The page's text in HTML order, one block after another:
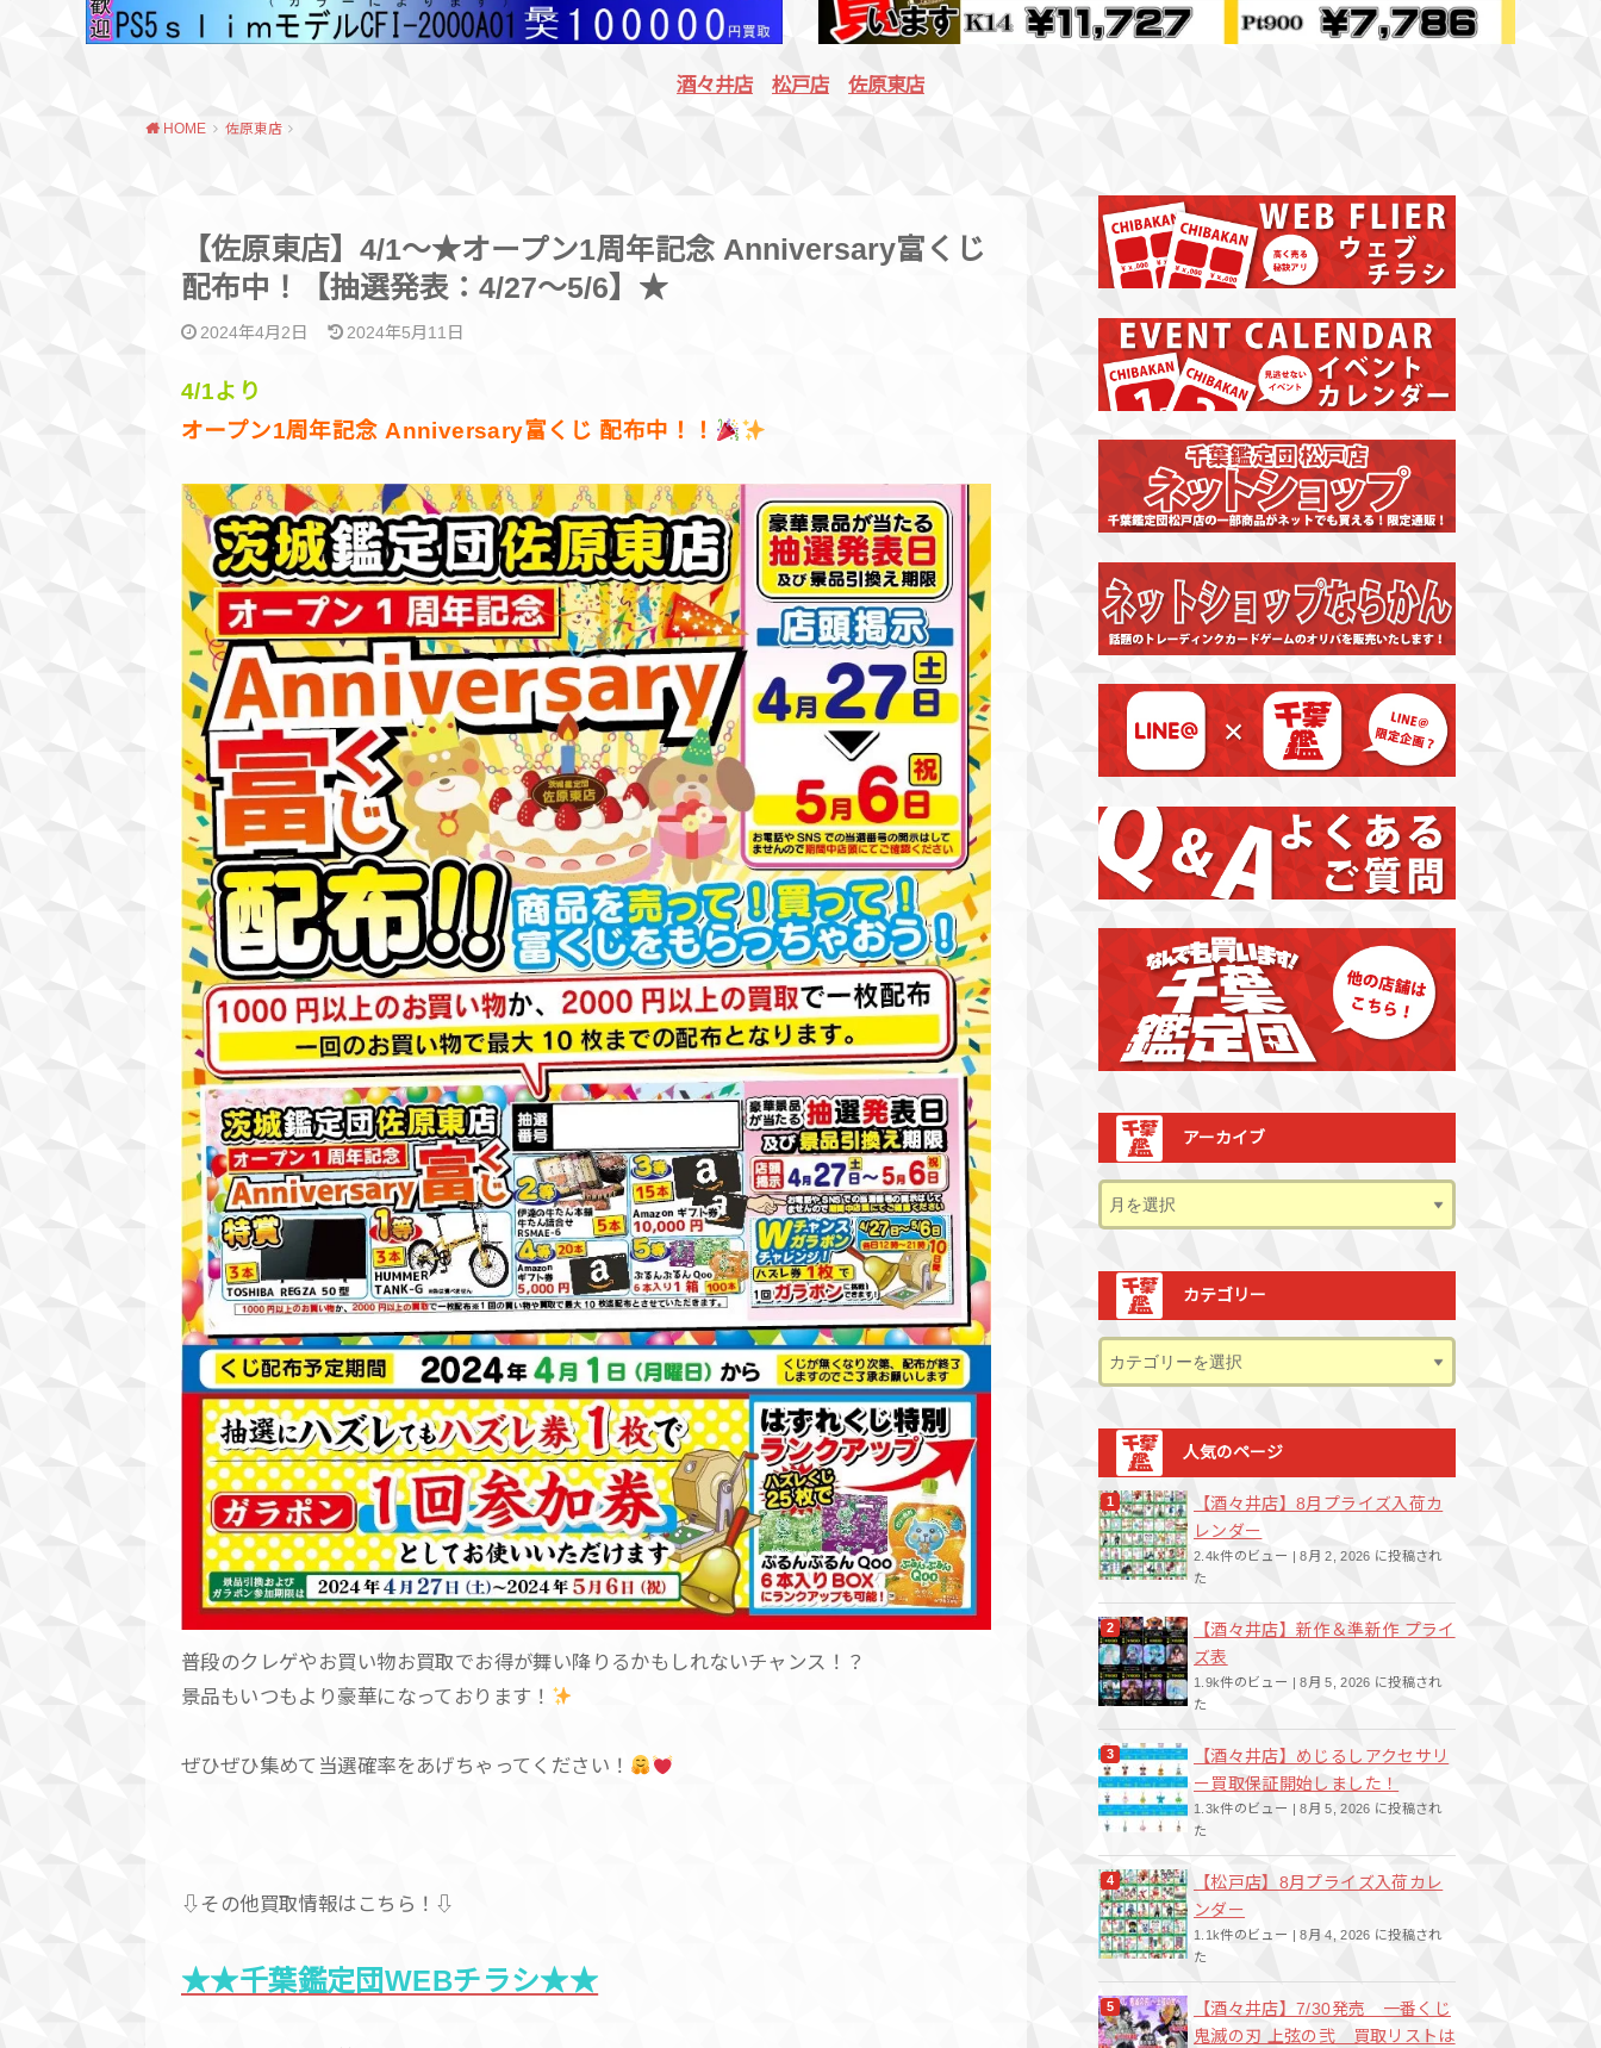
酒々井店 松戸店 佐原東店
HOME 佐原東店
【佐原東店】4/1～★オープン1周年記念 Anniversary富くじ
配布中！【抽選発表：4/27～5/6】★
2024年4月2日 2024年5月11日
4/1より
オープン1周年記念 Anniversary富くじ 配布中！！
普段のクレゲやお買い物お買取でお得が舞い降りるかもしれないチャンス！？
景品もいつもより豪華になっております！
ぜひぜひ集めて当選確率をあげちゃってください！
⇩その他買取情報はこちら！⇩
★★千葉鑑定団WEBチラシ★★
アーカイブ
カテゴリー
人気のページ
【酒々井店】8月プライズ入荷カ
レンダー
2.4k件のビュー |8月 2, 2026 に投稿され
た
【酒々井店】新作＆準新作 プライ
ズ表
1.9k件のビュー |8月 5, 2026 に投稿され
た
【酒々井店】めじるしアクセサリ
ー買取保証開始しました！
1.3k件のビュー |8月 5, 2026 に投稿され
た
【松戸店】8月プライズ入荷カレ
ンダー
1.1k件のビュー |8月 4, 2026 に投稿され
た
【酒々井店】7/30発売 一番くじ
鬼滅の刃 上弦の弐 買取リストは